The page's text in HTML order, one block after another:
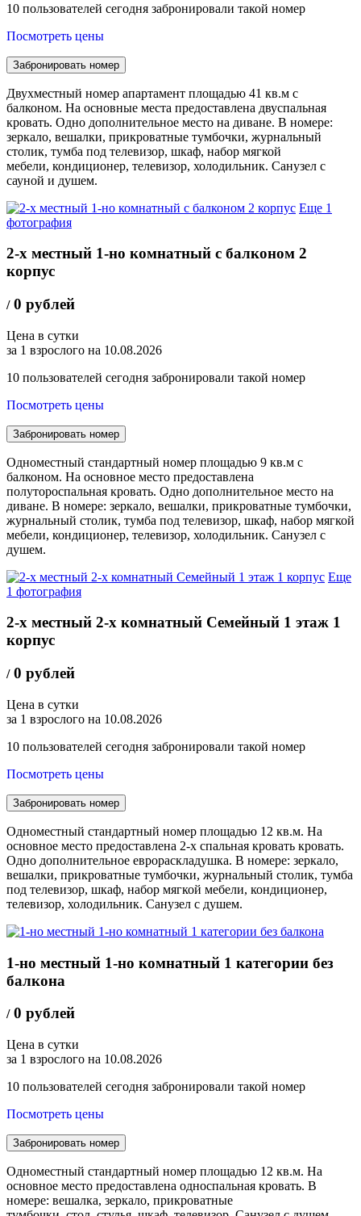
10 пользователей сегодня забронировали такой номер
Посмотреть цены
Забронировать номер
Двухместный номер апартамент площадью 41 кв.м с
балконом. На основные места предоставлена двуспальная
кровать. Одно дополнительное место на диване. В номере:
зеркало, вешалки, прикроватные тумбочки, журнальный
столик, тумба под телевизор, шкаф, набор мягкой
мебели, кондиционер, телевизор, холодильник. Санузел с
сауной и душем.
Еще 1
фотография
2-х местный 1-но комнатный с балконом 2
корпус
/0 рублей
Цена в сутки
за 1 взрослого на 10.08.2026
10 пользователей сегодня забронировали такой номер
Посмотреть цены
Забронировать номер
Одноместный стандартный номер площадью 9 кв.м с
балконом. На основное место предоставлена
полутороспальная кровать. Одно дополнительное место на
диване. В номере: зеркало, вешалки, прикроватные тумбочки,
журнальный столик, тумба под телевизор, шкаф, набор мягкой
мебели, кондиционер, телевизор, холодильник. Санузел с
душем.
Еще
1 фотография
2-х местный 2-х комнатный Семейный 1 этаж 1
корпус
/0 рублей
Цена в сутки
за 1 взрослого на 10.08.2026
10 пользователей сегодня забронировали такой номер
Посмотреть цены
Забронировать номер
Одноместный стандартный номер площадью 12 кв.м. На
основное место предоставлена 2-х спальная кровать кровать.
Одно дополнительное еврораскладушка. В номере: зеркало,
вешалки, прикроватные тумбочки, журнальный столик, тумба
под телевизор, шкаф, набор мягкой мебели, кондиционер,
телевизор, холодильник. Санузел с душем.
1-но местный 1-но комнатный 1 категории без
балкона
/0 рублей
Цена в сутки
за 1 взрослого на 10.08.2026
10 пользователей сегодня забронировали такой номер
Посмотреть цены
Забронировать номер
Одноместный стандартный номер площадью 12 кв.м. На
основное место предоставлена односпальная кровать. В
номере: вешалка, зеркало, прикроватные